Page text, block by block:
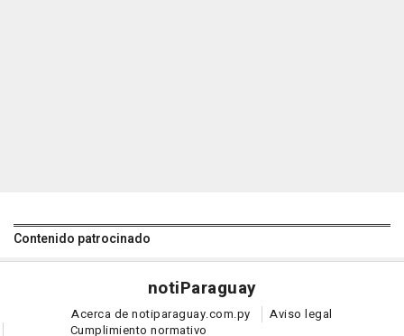
Contenido patrocinado
notiParaguay
Acerca de notiparaguay.com.py
Aviso legal
Cumplimiento normativo